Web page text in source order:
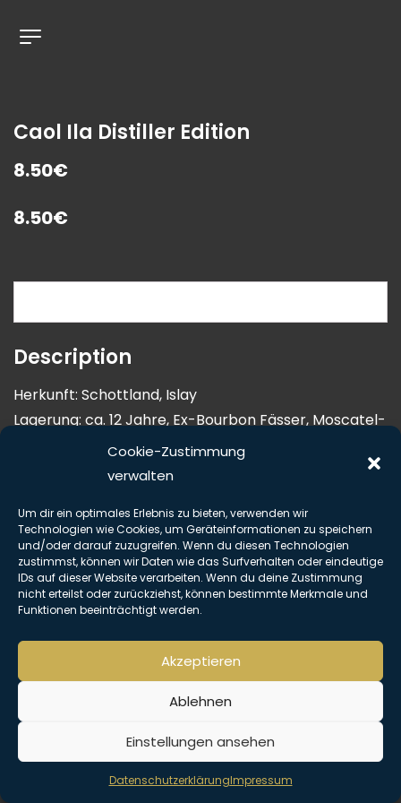
Cookie-Zustimmung
verwalten
Um dir ein optimales Erlebnis zu bieten, verwenden wir
Technologien wie Cookies, um Geräteinformationen zu speichern
und/oder darauf zuzugreifen. Wenn du diesen Technologien
zustimmst, können wir Daten wie das Surfverhalten oder eindeutige
IDs auf dieser Website verarbeiten. Wenn du deine Zustimmung
nicht erteilst oder zurückziehst, können bestimmte Merkmale und
Funktionen beeinträchtigt werden.
Akzeptieren
Ablehnen
Einstellungen ansehen
DatenschutzerklärungImpressum
Caol Ila Distiller Edition
8.50€
8.50€
Description
Herkunft: Schottland, Islay
Lagerung: ca. 12 Jahre, Ex-Bourbon Fässer, Moscatel-
Weinfässer (6 Monate)
Alkoholgehalt: 43%
Aroma: Rauch, fruchtige Noten, Toffee
Geschmack: kraftvoll, würzig, Rauch, Salz
Abgang: lang, robust, erneute Torfrauch und Salz
mit Farbstoff